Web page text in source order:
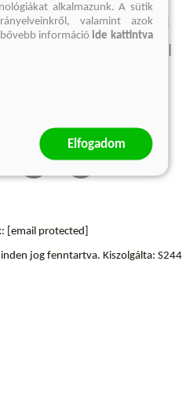
Elállási felmondási nyilatkozat
[email protected]
jog fenntartva. Kiszolgálta: S244
alkalmazunk. A sütik
valamint azok
bővebb információide kattintva
Elfogadom